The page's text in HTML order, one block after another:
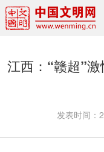
权威发布
文明之光
江西：“赣超”
发表时间：